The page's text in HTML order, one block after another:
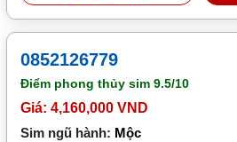
0852126779
Điểm phong thủy sim9.5/10
Giá: 4,160,000 VND
Sim ngũ hành: Mộc